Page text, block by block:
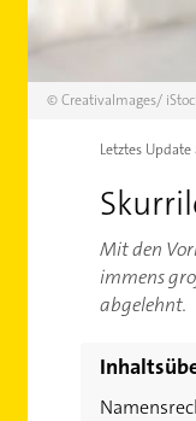
©CreativaImages/
Letztes Update
Mit den
immens
abgelehnt.